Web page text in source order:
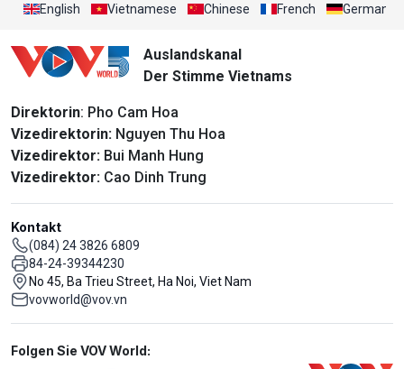
English Vietnamese Chinese French German
Auslandskanal
Der Stimme Vietnams
Direktorin: Pho Cam Hoa
Vizedirektorin: Nguyen Thu Hoa
Vizedirektor: Bui Manh Hung
Vizedirektor: Cao Dinh Trung
Kontakt
(084) 24 3826 6809
84-24-39344230
No 45, Ba Trieu Street, Ha Noi, Viet Nam
vovworld@vov.vn
Mạng xã hội
Folgen Sie VOV World: